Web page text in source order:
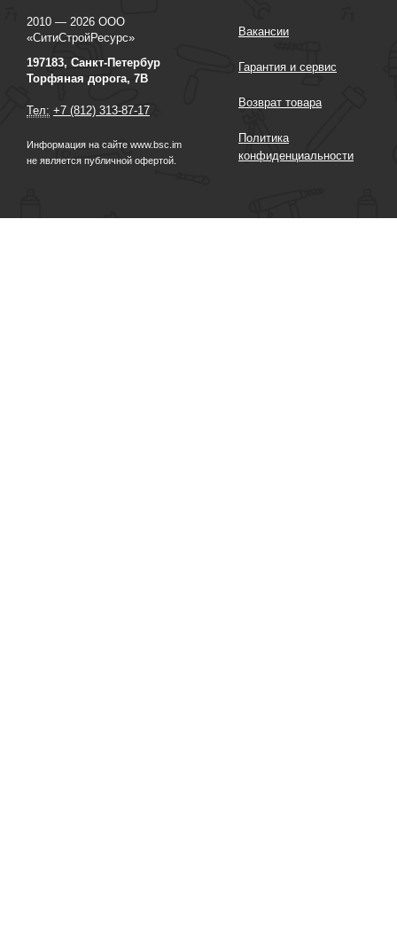
2010 — 2026 ООО
«СитиСтройРесурс»
197183, Санкт-Петербур
Торфяная дорога, 7В
Тел: +7 (812) 313-87-17
Информация на сайте www.bsc.im
не является публичной офертой.
Вакансии
Гарантия и сервис
Возврат товара
Политика
конфиденциальности